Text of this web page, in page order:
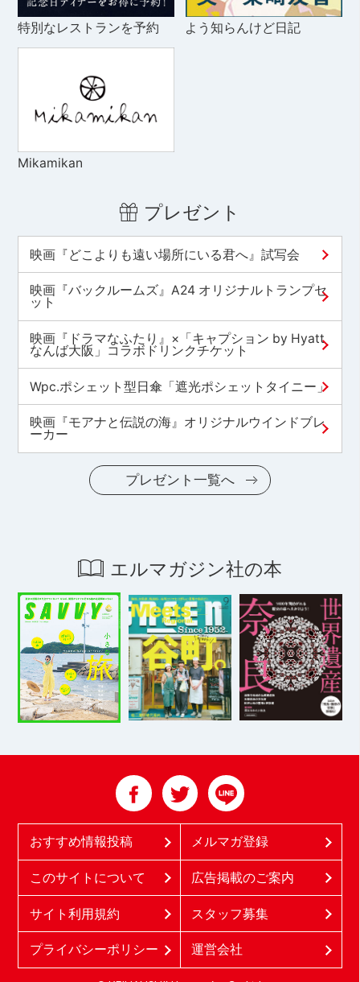
特別なレストランを予約 よう知らんけど日記
Mikamikan
プレゼント
映画『どこよりも遠い場所にいる君へ』試写会
映画『バックルームズ』A24 オリジナルトランプセ
ット
映画『ドラマなふたり』×「キャプション by Hyatt
なんば大阪」コラボドリンクチケット
Wpc.ポシェット型日傘「遮光ポシェットタイニー」
映画『モアナと伝説の海』オリジナルウインドブレ
ーカー
プレゼント一覧へ
エルマガジン社の本
おすすめ情報投稿 メルマガ登録
このサイトについて 広告掲載のご案内
サイト利用規約 スタッフ募集
プライバシーポリシー 運営会社